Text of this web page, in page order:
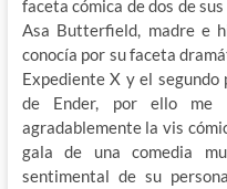
faceta cómica de dos de
Asa Butterfield, madre e
conocía por su faceta
Expediente X y el
de Ender, por ello me
agradablemente la vis
gala de una comedia
sentimental de su